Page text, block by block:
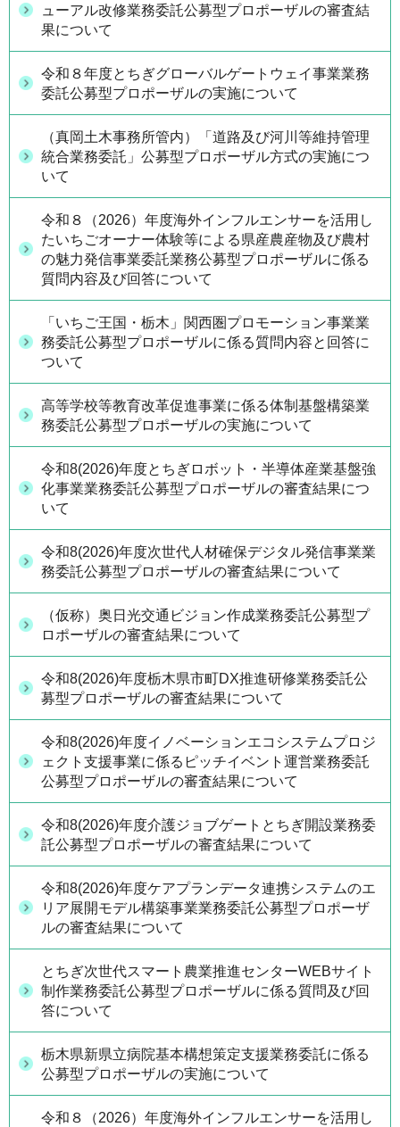
ューアル改修業務委託公募型プロポーザルの審査結
果について
令和８年度とちぎグローバルゲートウェイ事業業務
委託公募型プロポーザルの実施について
（真岡土木事務所管内）「道路及び河川等維持管理
統合業務委託」公募型プロポーザル方式の実施につ
いて
令和８（2026）年度海外インフルエンサーを活用し
たいちごオーナー体験等による県産農産物及び農村
の魅力発信事業委託業務公募型プロポーザルに係る
質問内容及び回答について
「いちご王国・栃木」関西圏プロモーション事業業
務委託公募型プロポーザルに係る質問内容と回答に
ついて
高等学校等教育改革促進事業に係る体制基盤構築業
務委託公募型プロポーザルの実施について
令和8(2026)年度とちぎロボット・半導体産業基盤強
化事業業務委託公募型プロポーザルの審査結果につ
いて
令和8(2026)年度次世代人材確保デジタル発信事業業
務委託公募型プロポーザルの審査結果について
（仮称）奥日光交通ビジョン作成業務委託公募型プ
ロポーザルの審査結果について
令和8(2026)年度栃木県市町DX推進研修業務委託公
募型プロポーザルの審査結果について
令和8(2026)年度イノベーションエコシステムプロジ
ェクト支援事業に係るピッチイベント運営業務委託
公募型プロポーザルの審査結果について
令和8(2026)年度介護ジョブゲートとちぎ開設業務委
託公募型プロポーザルの審査結果について
令和8(2026)年度ケアプランデータ連携システムのエ
リア展開モデル構築事業業務委託公募型プロポーザ
ルの審査結果について
とちぎ次世代スマート農業推進センターWEBサイト
制作業務委託公募型プロポーザルに係る質問及び回
答について
栃木県新県立病院基本構想策定支援業務委託に係る
公募型プロポーザルの実施について
令和８（2026）年度海外インフルエンサーを活用し